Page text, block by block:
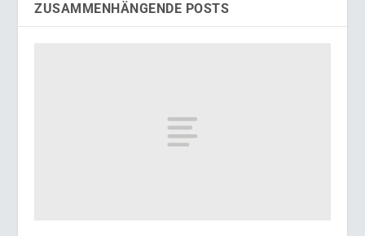
ZUSAMMENHÄNGENDE POSTS